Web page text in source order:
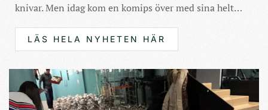
knivar. Men idag kom en komips över med sina helt…
LÄS HELA NYHETEN HÄR